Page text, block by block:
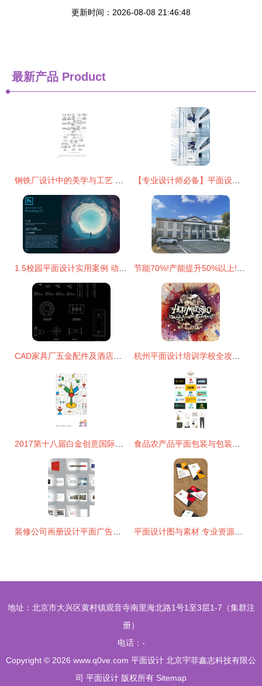
更新时间：2026-08-08 21:46:48
最新产品 Product
地址：北京市大兴区黄村镇观音寺南里海北路1号1至3层1-7（集群注
册）
电话：-
Copyright © 2026 www.q0ve.com 平面设计 北京宇菲鑫志科技有限公
司 平面设计 版权所有 Sitemap